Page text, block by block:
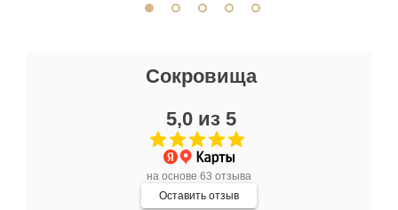
Сокровища
5,0 из 5
на основе 63 отзыва
Оставить отзыв
Очень большой выбор украшений! Каждое -
индивидуально и завораживает своей
красотой! Трудно не купить всё! Спасибо!
Отзыв Яндекс.Карты